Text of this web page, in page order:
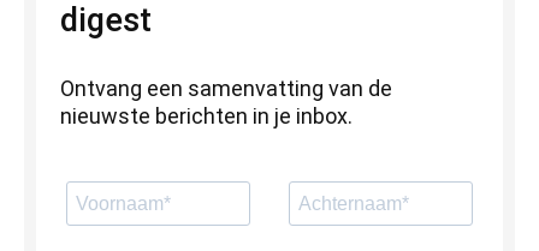
digest
Ontvang een samenvatting van de
nieuwste berichten in je inbox.